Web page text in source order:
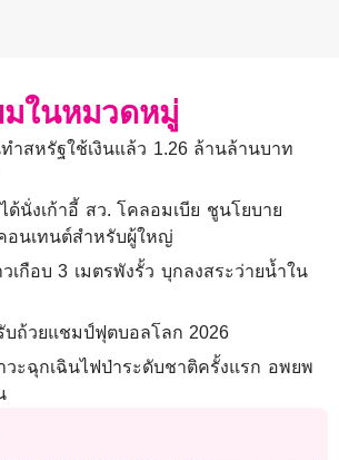
ในหมวดหมู่
ำสหรัฐใช้เงินแล้ว 1.26 ล้านล้านบาท
ด้นั่งเก้าอี้ สว. โคลอมเบีย ชูนโยบาย
อนเทนต์สำหรับผู้ใหญ่
เกือบ 3 เมตรพังรั้ว บุกลงสระว่ายน้ำใน
บถ้วยแชมป์ฟุตบอลโลก 2026
วะฉุกเฉินไฟป่าระดับชาติครั้งแรก อพยพ